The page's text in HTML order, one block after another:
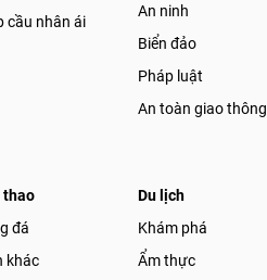
cầu nhân ái
An ninh
Biển đảo
Pháp luật
An toàn giao thông
thao
đá
khác
Du lịch
Khám phá
Ẩm thực